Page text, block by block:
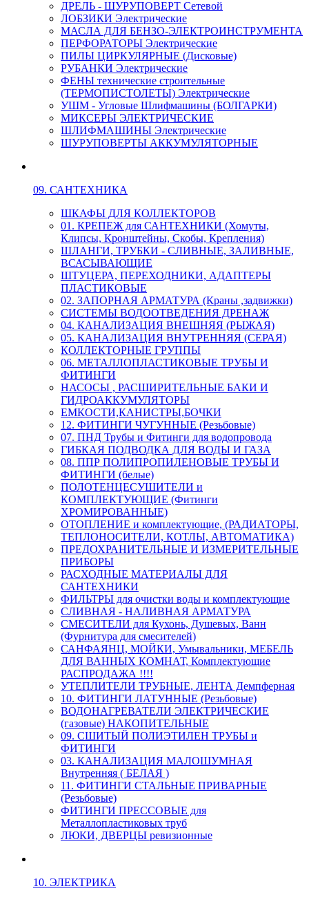
ДРЕЛЬ - ШУРУПОВЕРТ Сетевой
ЛОБЗИКИ Электрические
МАСЛА ДЛЯ БЕНЗО-ЭЛЕКТРОИНСТРУМЕНТА
ПЕРФОРАТОРЫ Электрические
ПИЛЫ ЦИРКУЛЯРНЫЕ (Дисковые)
РУБАНКИ Электрические
ФЕНЫ технические строительные
(ТЕРМОПИСТОЛЕТЫ) Электрические
УШМ - Угловые Шлифмашины (БОЛГАРКИ)
МИКСЕРЫ ЭЛЕКТРИЧЕСКИЕ
ШЛИФМАШИНЫ Электрические
ШУРУПОВЕРТЫ АККУМУЛЯТОРНЫЕ
09. САНТЕХНИКА
ШКАФЫ ДЛЯ КОЛЛЕКТОРОВ
01. КРЕПЕЖ для САНТЕХНИКИ (Хомуты,
Клипсы, Кронштейны, Скобы, Крепления)
ШЛАНГИ, ТРУБКИ - СЛИВНЫЕ, ЗАЛИВНЫЕ,
ВСАСЫВАЮЩИЕ
ШТУЦЕРА, ПЕРЕХОДНИКИ, АДАПТЕРЫ
ПЛАСТИКОВЫЕ
02. ЗАПОРНАЯ АРМАТУРА (Краны ,задвижки)
СИСТЕМЫ ВОДООТВЕДЕНИЯ ДРЕНАЖ
04. КАНАЛИЗАЦИЯ ВНЕШНЯЯ (РЫЖАЯ)
05. КАНАЛИЗАЦИЯ ВНУТРЕННЯЯ (СЕРАЯ)
КОЛЛЕКТОРНЫЕ ГРУППЫ
06. МЕТАЛЛОПЛАСТИКОВЫЕ ТРУБЫ И
ФИТИНГИ
НАСОСЫ , РАСШИРИТЕЛЬНЫЕ БАКИ И
ГИДРОАККУМУЛЯТОРЫ
ЕМКОСТИ,КАНИСТРЫ,БОЧКИ
12. ФИТИНГИ ЧУГУННЫЕ (Резьбовые)
07. ПНД Трубы и Фитинги для водопровода
ГИБКАЯ ПОДВОДКА ДЛЯ ВОДЫ И ГАЗА
08. ППР ПОЛИПРОПИЛЕНОВЫЕ ТРУБЫ И
ФИТИНГИ (белые)
ПОЛОТЕНЦЕСУШИТЕЛИ и
КОМПЛЕКТУЮЩИЕ (Фитинги
ХРОМИРОВАННЫЕ)
ОТОПЛЕНИЕ и комплектующие, (РАДИАТОРЫ,
ТЕПЛОНОСИТЕЛИ, КОТЛЫ, АВТОМАТИКА)
ПРЕДОХРАНИТЕЛЬНЫЕ И ИЗМЕРИТЕЛЬНЫЕ
ПРИБОРЫ
РАСХОДНЫЕ МАТЕРИАЛЫ ДЛЯ
САНТЕХНИКИ
ФИЛЬТРЫ для очистки воды и комплектующие
СЛИВНАЯ - НАЛИВНАЯ АРМАТУРА
СМЕСИТЕЛИ для Кухонь, Душевых, Ванн
(Фурнитура для смесителей)
САНФАЯНЦ, МОЙКИ, Умывальники, МЕБЕЛЬ
ДЛЯ ВАННЫХ КОМНАТ, Комплектующие
РАСПРОДАЖА !!!!
УТЕПЛИТЕЛИ ТРУБНЫЕ, ЛЕНТА Демпферная
10. ФИТИНГИ ЛАТУННЫЕ (Резьбовые)
ВОДОНАГРЕВАТЕЛИ ЭЛЕКТРИЧЕСКИЕ
(газовые) НАКОПИТЕЛЬНЫЕ
09. СШИТЫЙ ПОЛИЭТИЛЕН ТРУБЫ и
ФИТИНГИ
03. КАНАЛИЗАЦИЯ МАЛОШУМНАЯ
Внутренняя ( БЕЛАЯ )
11. ФИТИНГИ СТАЛЬНЫЕ ПРИВАРНЫЕ
(Резьбовые)
ФИТИНГИ ПРЕССОВЫЕ для
Металлопластиковых труб
ЛЮКИ, ДВЕРЦЫ ревизионные
10. ЭЛЕКТРИКА